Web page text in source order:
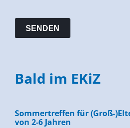
Bald im EKiZ
Sommertreffen für (Groß-
von 2-6 Jahren